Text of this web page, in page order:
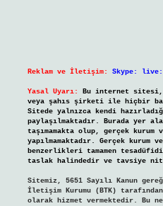
Reklam ve İletişim: Skype:
Yasal Uyarı:
Bu internet sitesi,
veya şahıs şirketi ile hiçbir
Sitede yalnızca kendi
paylaşılmaktadır. Burada yer
taşımamakta olup, gerçek kurum
yapılmamaktadır. Gerçek
benzerlikleri tamamen
taslak halindedir ve tavsiye
Sitemiz, 5651 Sayılı Kanun
İletişim Kurumu (BTK)
olarak hizmet vermektedir. Bu